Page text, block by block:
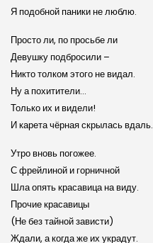
Я подобной паники не люблю.
Просто ли, по просьбе ли
Девушку подбросили –
Никто толком этого не видал.
Ну а похитители…
Только их и видели!
И карета чёрная скрылась вдаль.
Утро вновь погожее.
С фрейлиной и горничной
Шла опять красавица на виду.
Прочие красавицы
(Не без тайной зависти)
Ждали, а когда же их украдут.